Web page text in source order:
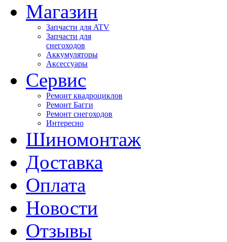
Магазин
Запчасти для ATV
Запчасти для
снегоходов
Аккумуляторы
Аксессуары
Сервис
Ремонт квадроциклов
Ремонт Багги
Ремонт снегоходов
Интересно
Шиномонтаж
Доставка
Оплата
Новости
Отзывы